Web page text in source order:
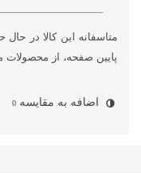
متاسفانه این کالا در
پایین صفحه، از محصولات
اضافه به مقایسه 0